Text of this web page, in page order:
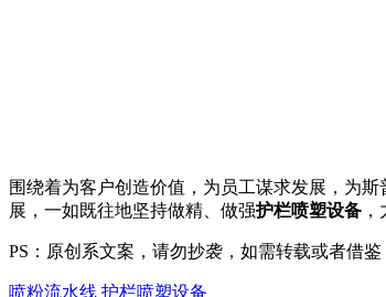
围绕着为客户创造价值，为员工谋求发展，为
展，一如既往地坚持做精、做强护栏喷塑设备
PS：原创系文案，请勿抄袭，如需转载或者借
喷粉流水线 护栏喷塑设备